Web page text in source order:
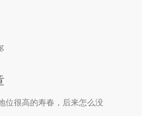
位很高的寿春，后来怎么没